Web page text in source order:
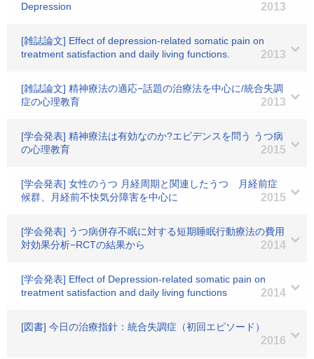
Depression
2013
[雑誌論文] Effect of depression-related somatic pain on
treatment satisfaction and daily living functions.
2013
[雑誌論文] 精神療法の適応−話題の治療法を中心に/統合失調
症の心理教育
2013
[学会発表] 精神療法は有効なのか?エビデンスを問う うつ病
の心理教育
2015
[学会発表] 女性のうつ 月経周期と関連したうつ 月経前症
候群、月経前不快気分障害を中心に
2015
[学会発表] うつ病併存不眠に対する短期睡眠行動療法の費用
対効果分析−RCTの結果から
2014
[学会発表] Effect of Depression-related somatic pain on
treatment satisfaction and daily living functions
2014
[図書] 今日の治療指針：統合失調症（初回エピソード）
2016